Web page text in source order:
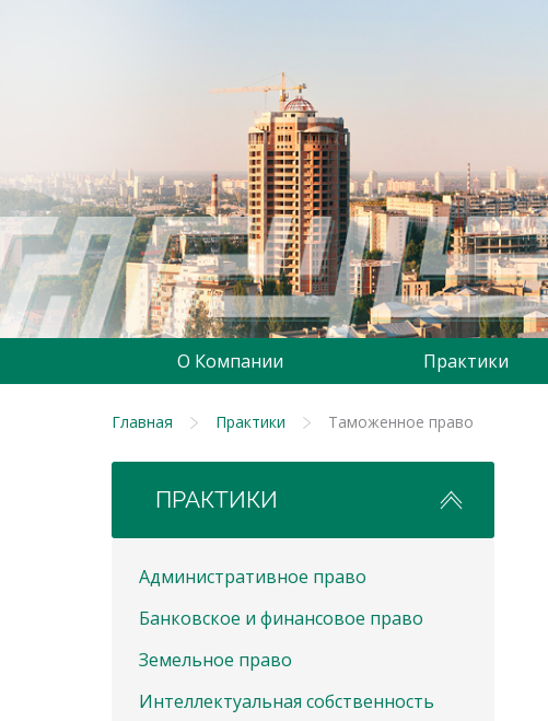
О Компании Практики
Главная Практики Таможенное право
ПРАКТИКИ
Административное право
Банковское и финансовое право
Земельное право
Интеллектуальная собственность